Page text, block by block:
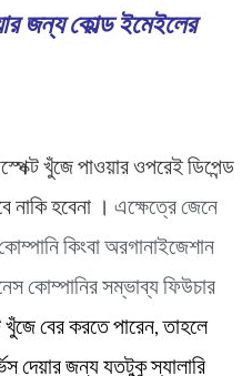
জন্য কোল্ড ইমেইলের
খুঁজে পাওয়ার ওপরেই ডিপেন্ড
নাকি হবেনা । এক্ষেত্রে জেনে
কিংবা অরগানাইজেশান
কোম্পানির সম্ভাব্য ফিউচার
খুঁজে বের করতে পারেন, তাহলে
দেয়ার জন্য যতটুকু স্যালারি